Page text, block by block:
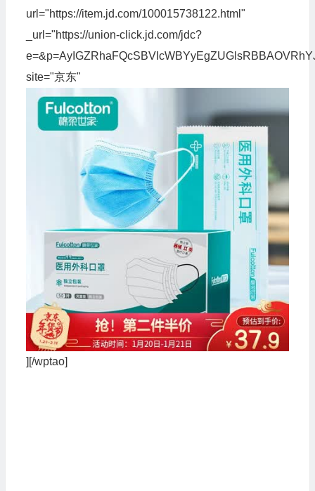
url="https://item.jd.com/100015738122.html"
_url="https://union-click.jd.com/jdc?
site="京东"
][/wptao]